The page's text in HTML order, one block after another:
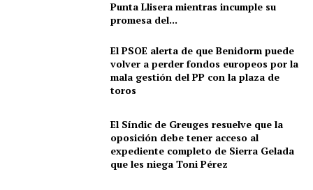
Punta Llisera mientras incumple su
promesa del...
El PSOE alerta de que Benidorm puede
volver a perder fondos europeos por la
mala gestión del PP con la plaza de
toros
El Síndic de Greuges resuelve que la
oposición debe tener acceso al
expediente completo de Sierra Gelada
que les niega Toni Pérez